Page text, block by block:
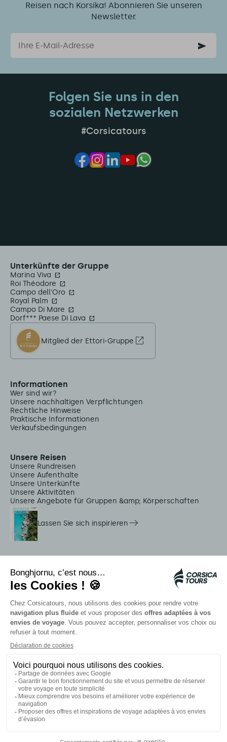
Reisen nach Korsika! Abonnieren Sie unseren
Newsletter.
Email
Folgen Sie uns in den
sozialen Netzwerken
#Corsicatours
Unterkünfte der Gruppe
Marina Viva
Roi Théodore
Campo dell'Oro
Royal Palm
Campo Di Mare
Dorf*** Paese Di Lava
Mitglied der Ettori-Gruppe
Informationen
Wer sind wir?
Unsere nachhaltigen Verpflichtungen
Rechtliche Hinweise
Praktische Informationen
Verkaufsbedingungen
Unsere Reisen
Unsere Rundreisen
Unsere Aufenthalte
Unsere Unterkünfte
Unsere Aktivitäten
Unsere Angebote für Gruppen &amp; Körperschaften
Lassen Sie sich inspirieren
Citadina Shuttles
Quallenalarm
Autocars rapides bleus
Kontaktieren Sie unsere Berater
Unsere Partner